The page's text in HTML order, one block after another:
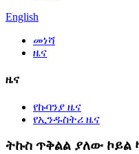
English
መነሻ
ዜና
ዜና
የኩባንያ ዜና
የኢንዱስትሪ ዜና
ትኩስ ጥቅልል ​​ያለው ኮይል